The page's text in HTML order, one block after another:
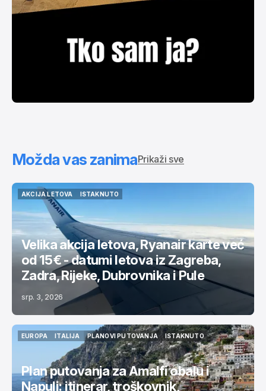
Možda vas zanimaPrikaži sve
AKCIJA LETOVA
AKCIJA LETOVA
ISTAKNUTO
Velika akcija letova, Ryanair karte već
od 15€ - datumi letova iz Zagreba,
Zadra, Rijeke, Dubrovnika i Pule
srp. 3, 2026
EUROPA
ITALIJA
ITALIJA
PLANOVI PUTOVANJA
PLANOVI PUTOVANJA
ISTAKNUTO
ISTAKNUTO
Plan putovanja za Amalfi obalu i
Napulj: itinerar, troškovnik,